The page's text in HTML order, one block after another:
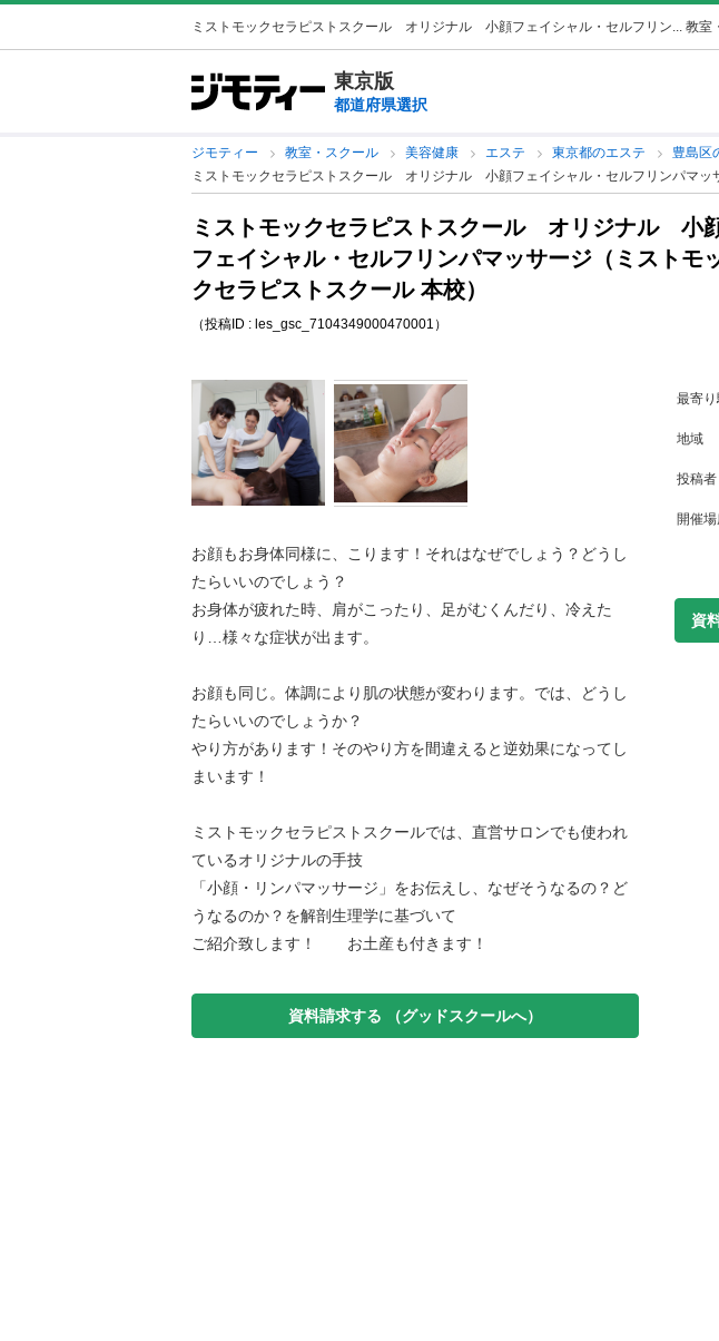
ミストモックセラピストスクール オリジナル 小顔フェイシャル・セルフリン... 教室
東京版
都道府県選択
ジモティー 教室・スクール 美容健康 エステ 東京都のエステ
豊島区
ミストモックセラピストスクール オリジナル 小顔フェイシャル・セルフリンパマッ
ミストモックセラピストスクール オリジナル 小
フェイシャル・セルフリンパマッサージ（ミストモ
クセラピストスクール 本校）
（投稿ID : les_gsc_7104349000470001）
お顔もお身体同様に、こります！それはなぜでしょう？どうし
たらいいのでしょう？
お身体が疲れた時、肩がこったり、足がむくんだり、冷えた
り…様々な症状が出ます。
お顔も同じ。体調により肌の状態が変わります。では、どうし
たらいいのでしょうか？
やり方があります！そのやり方を間違えると逆効果になってし
まいます！
ミストモックセラピストスクールでは、直営サロンでも使われ
ているオリジナルの手技
「小顔・リンパマッサージ」をお伝えし、なぜそうなるの？ど
うなるのか？を解剖生理学に基づいて
ご紹介致します！ お土産も付きます！
資料請求する （グッドスクールへ）
最寄り
地域
投稿者
開催
資